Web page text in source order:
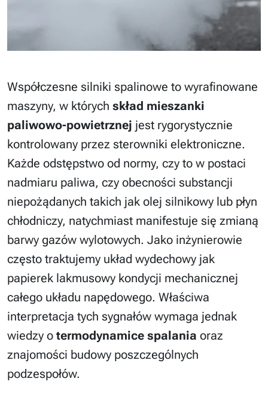
Współczesne silniki spalinowe to wyrafinowane
maszyny, w których skład mieszanki
paliwowo-powietrznej jest rygorystycznie
kontrolowany przez sterowniki elektroniczne.
Każde odstępstwo od normy, czy to w postaci
nadmiaru paliwa, czy obecności substancji
niepożądanych takich jak olej silnikowy lub płyn
chłodniczy, natychmiast manifestuje się zmianą
barwy gazów wylotowych. Jako inżynierowie
często traktujemy układ wydechowy jak
papierek lakmusowy kondycji mechanicznej
całego układu napędowego. Właściwa
interpretacja tych sygnałów wymaga jednak
wiedzy o termodynamice spalania oraz
znajomości budowy poszczególnych
podzespołów.